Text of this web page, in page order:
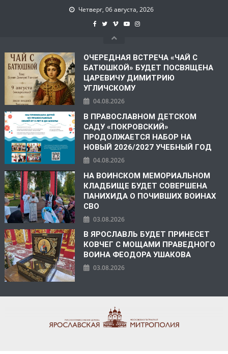
Четверг, 06 августа, 2026
ОЧЕРЕДНАЯ ВСТРЕЧА «ЧАЙ С
БАТЮШКОЙ» БУДЕТ ПОСВЯЩЕНА
ЦАРЕВИЧУ ДИМИТРИЮ
УГЛИЧСКОМУ
04.08.2026
В ПРАВОСЛАВНОМ ДЕТСКОМ
САДУ «ПОКРОВСКИЙ»
ПРОДОЛЖАЕТСЯ НАБОР НА
НОВЫЙ 2026/2027 УЧЕБНЫЙ ГОД
04.08.2026
НА ВОИНСКОМ МЕМОРИАЛЬНОМ
КЛАДБИЩЕ БУДЕТ СОВЕРШЕНА
ПАНИХИДА О ПОЧИВШИХ ВОИНАХ
СВО
03.08.2026
В ЯРОСЛАВЛЬ БУДЕТ ПРИНЕСЕТ
КОВЧЕГ С МОЩАМИ ПРАВЕДНОГО
ВОИНА ФЕОДОРА УШАКОВА
03.08.2026